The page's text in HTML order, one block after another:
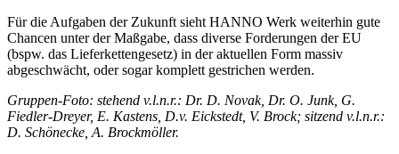
Für die Aufgaben der Zukunft sieht HANNO Werk weiterhin gute
Chancen unter der Maßgabe, dass diverse Forderungen der EU
(bspw. das Lieferkettengesetz) in der aktuellen Form massiv
abgeschwächt, oder sogar komplett gestrichen werden.
Gruppen-Foto: stehend v.l.n.r.: Dr. D. Novak, Dr. O. Junk, G.
Fiedler-Dreyer, E. Kastens, D.v. Eickstedt, V. Brock; sitzend v.l.n.r.:
D. Schönecke, A. Brockmöller.